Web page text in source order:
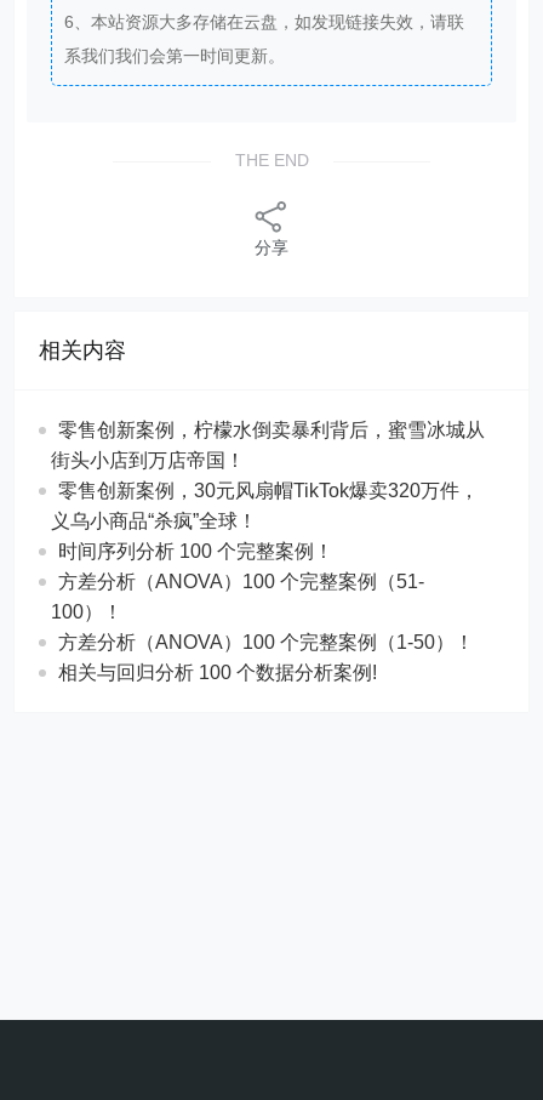
6、本站资源大多存储在云盘，如发现链接失效，请联
系我们我们会第一时间更新。
THE END
分享
相关内容
零售创新案例，柠檬水倒卖暴利背后，蜜雪冰城从
街头小店到万店帝国！
​​零售创新案例，30元风扇帽TikTok爆卖320万件，
义乌小商品“杀疯”全球！
时间序列分析 100 个完整案例！
方差分析（ANOVA）100 个完整案例（51-
100）！
方差分析（ANOVA）100 个完整案例（1-50）！
相关与回归分析 100 个数据分析案例!